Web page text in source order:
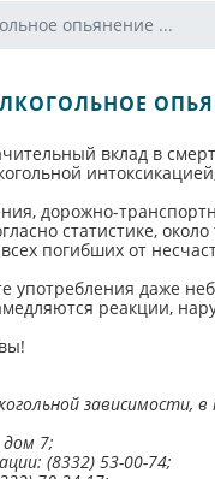
опьянение ...
вклад в
дорожно-
статистике,
погибших от
употребления даже
реакции,
зависимости,
дом 7;
(8332) 53-00-74;